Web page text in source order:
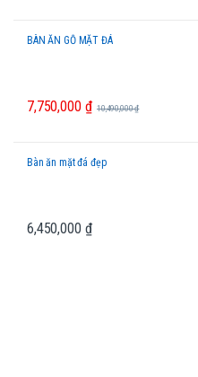
BÀN ĂN GỖ MẶT ĐÁ
7,750,000 ₫ 10,490,000₫
Bàn ăn mặt đá đẹp
6,450,000 ₫